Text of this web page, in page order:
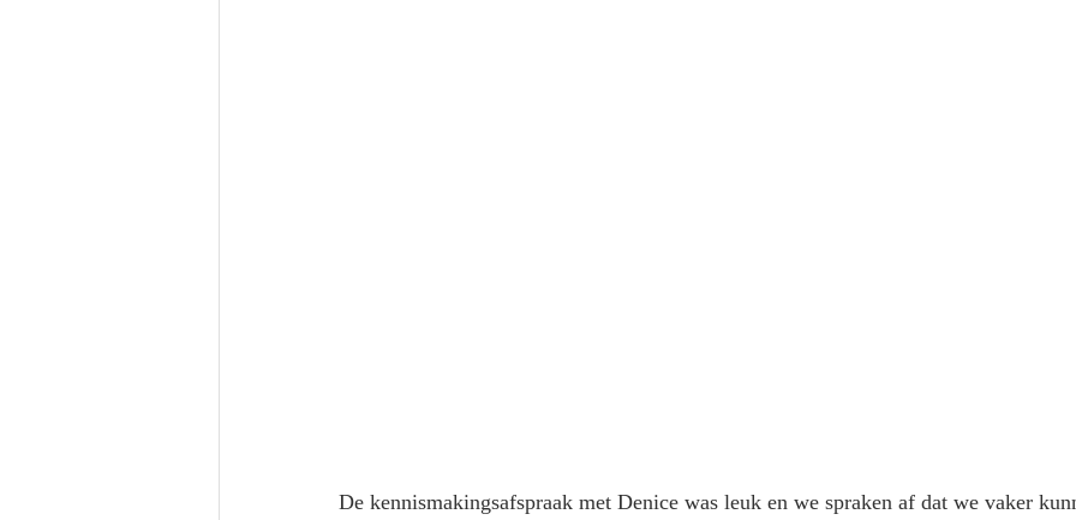
De kennismakingsafspraak met Denice was leuk en we spraken af dat we vaker